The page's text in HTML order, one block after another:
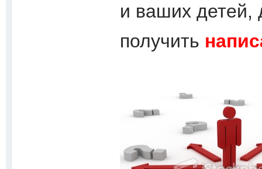
и ваших детей,
получить